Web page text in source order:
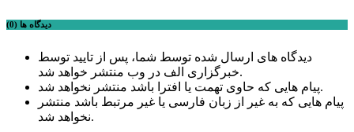
دیدگاه ها (0)
دیدگاه های ارسال شده توسط شما، پس از تایید توسط
خبرگزاری الف در وب منتشر خواهد شد.
پیام هایی که حاوی تهمت یا افترا باشد منتشر نخواهد شد.
پیام هایی که به غیر از زبان فارسی یا غیر مرتبط باشد منتشر
نخواهد شد.